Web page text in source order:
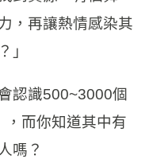
，再讓熱情感染其
」
認識500~3000個
，而你知道其中有
嗎？